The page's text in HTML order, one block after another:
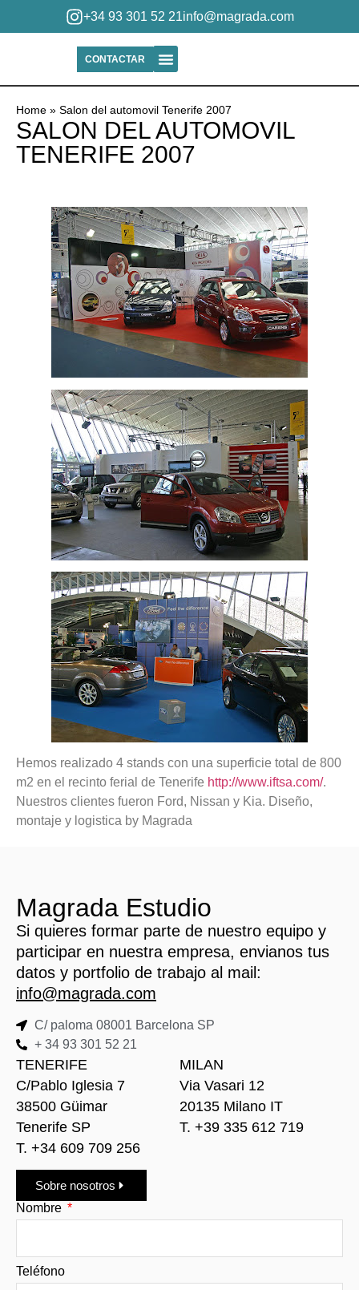
+34 93 301 52 21info@magrada.com
CONTACTAR
Home » Salon del automovil Tenerife 2007
SALON DEL AUTOMOVIL
TENERIFE 2007
Hemos realizado 4 stands con una superficie total de 800
m2 en el recinto ferial de Tenerife http://www.iftsa.com/.
Nuestros clientes fueron Ford, Nissan y Kia. Diseño,
montaje y logistica by Magrada
Magrada Estudio
Si quieres formar parte de nuestro equipo y
participar en nuestra empresa, envianos tus
datos y portfolio de trabajo al mail:
info@magrada.com
C/ paloma 08001 Barcelona SP
+ 34 93 301 52 21
TENERIFE
C/Pablo Iglesia 7
38500 Güimar
Tenerife SP
T. +34 609 709 256
MILAN
Via Vasari 12
20135 Milano IT
T. +39 335 612 719
Sobre nosotros
Nombre
Teléfono